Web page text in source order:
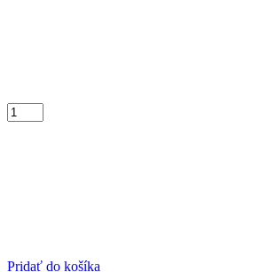
Pridať do košíka